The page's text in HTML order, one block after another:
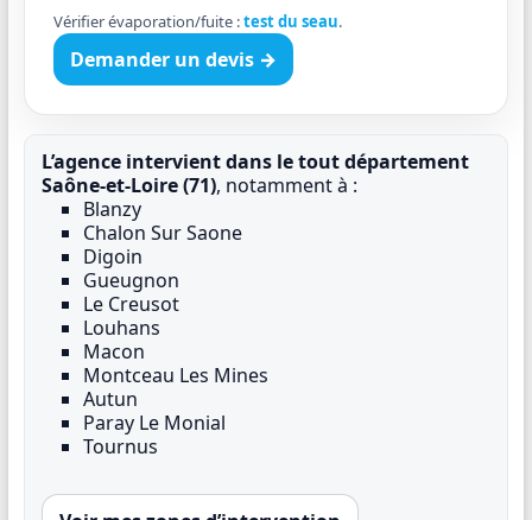
Vérifier évaporation/fuite :test du seau.
Demander un devis →
L’agence intervient dans le tout département
Saône-et-Loire (71), notamment à :
Blanzy
Chalon Sur Saone
Digoin
Gueugnon
Le Creusot
Louhans
Macon
Montceau Les Mines
Autun
Paray Le Monial
Tournus